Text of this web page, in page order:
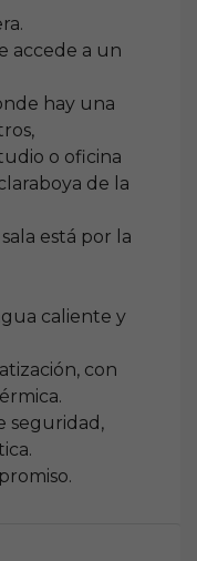
accede a un
hay una
o oficina
de la
está por la
caliente y
con
seguridad,